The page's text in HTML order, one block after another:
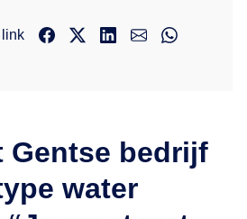
Gentse bedrijf
water